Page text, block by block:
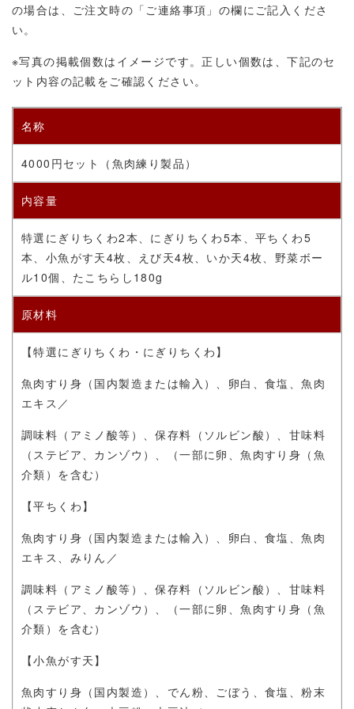
の場合は、ご注文時の「ご連絡事項」の欄にご記入くださ
い。
※写真の掲載個数はイメージです。正しい個数は、下記のセ
ット内容の記載をご確認ください。
名称
4000円セット （ 魚肉練り製品）
内容量
特選にぎりちくわ2本、にぎりちくわ5本、平ちくわ5
本、小魚がす天4枚、えび天4枚、いか天4枚、野菜ボー
ル10個、たこちらし180g
原材料
【特選にぎりちくわ・にぎりちくわ】
魚肉すり身（国内製造または輸入）、卵白、食塩、魚肉
エキス／
調味料（アミノ酸等）、保存料（ソルビン酸）、甘味料
（ステビア、カンゾウ）、（一部に卵、魚肉すり身（魚
介類）を含む）
【平ちくわ】
魚肉すり身（国内製造または輸入）、卵白、食塩、魚肉
エキス、みりん／
調味料（アミノ酸等）、保存料（ソルビン酸）、甘味料
（ステビア、カンゾウ）、（一部に卵、魚肉すり身（魚
介類）を含む）
【小魚がす天】
魚肉すり身（国内製造）、でん粉、ごぼう、食塩、粉末